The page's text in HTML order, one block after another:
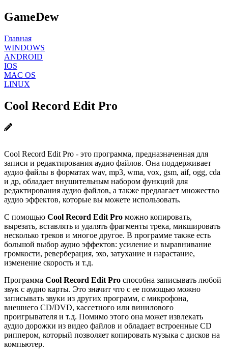
GameDew
Главная
WINDOWS
ANDROID
IOS
MAC OS
LINUX
Cool Record Edit Pro
Cool Record Edit Pro - это программа, предназначенная для
записи и редактирования аудио файлов. Она поддерживает
аудио файлы в форматах wav, mp3, wma, vox, gsm, aif, ogg, cda
и др, обладает внушительным набором функций для
редактирования аудио файлов, а также предлагает множество
аудио эффектов, которые вы можете использовать.
С помощью Cool Record Edit Pro можно копировать,
вырезать, вставлять и удалять фрагменты трека, микшировать
несколько треков и многое другое. В программе также есть
большой выбор аудио эффектов: усиление и выравнивание
громкости, реверберация, эхо, затухание и нарастание,
изменение скорость и т.д.
Программа Cool Record Edit Pro способна записывать любой
звук с аудио карты. Это значит что с ее помощью можно
записывать звуки из других программ, с микрофона,
внешнего CD/DVD, кассетного или винилового
проигрывателя и т.д. Помимо этого она может извлекать
аудио дорожки из видео файлов и обладает встроенные CD
риппером, который позволяет копировать музыка с дисков на
компьютер.